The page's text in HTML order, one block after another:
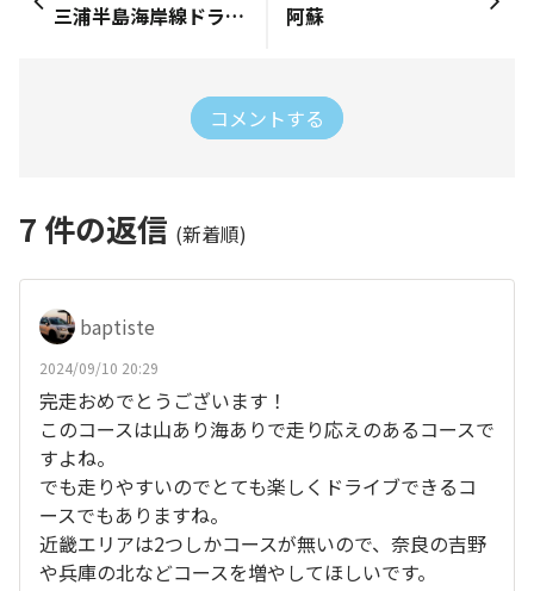
三浦半島海岸線ドライブ、そしてジャズライブへ
阿蘇
コメントする
7 件の返信 (新着順)
baptiste
2024/09/10 20:29
完走おめでとうございます！
このコースは山あり海ありで走り応えのあるコースで
すよね。
でも走りやすいのでとても楽しくドライブできるコ
ースでもありますね。
近畿エリアは2つしかコースが無いので、奈良の吉野
や兵庫の北などコースを増やしてほしいです。